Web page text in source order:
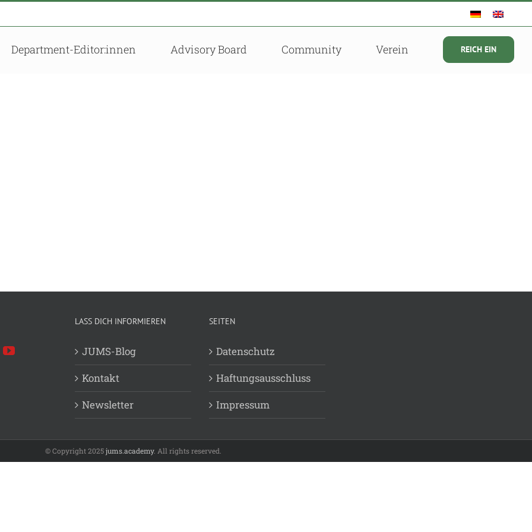
Department-Editor:innen Advisory Board Community Verein REICH EIN
LASS DICH INFORMIEREN
JUMS-Blog
Kontakt
Newsletter
SEITEN
Datenschutz
Haftungsausschluss
Impressum
© Copyright 2025jums.academy. All rights reserved.